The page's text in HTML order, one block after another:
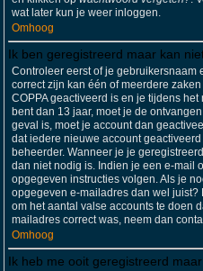
wat later kun je weer inloggen.
Omhoog
Ik ben geregistreerd maar kan
Controleer eerst of je gebruikersnaam
correct zijn kan één of meerdere
COPPA geactiveerd is en je tijdens
bent dan 13 jaar, moet je de
geval is, moet je account dan
dat iedere nieuwe account
beheerder. Wanneer je je
dan niet nodig is. Indien je een e-mail
opgegeven instructies volgen. Als je
opgegeven e-mailadres dan wel
om het aantal valse accounts te doen
mailadres correct was, neem dan
Omhoog
Ik heb me ooit geregistreerd